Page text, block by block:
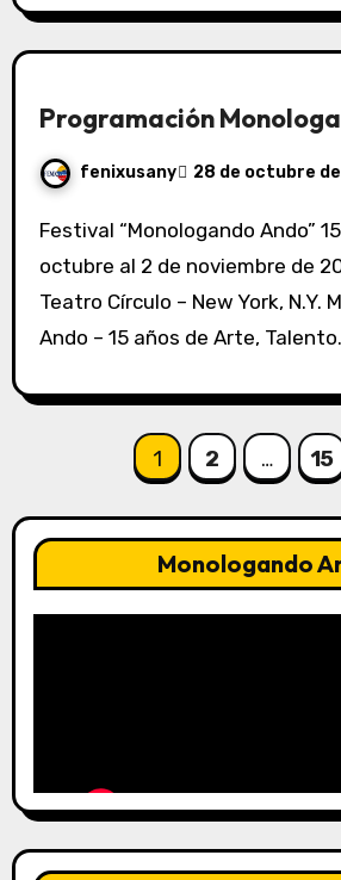
Programación
fenixusany 28 de octubre
Festival “Monologando Ando” 15 Años Del 29 de
octubre al 2 de noviembre de
Teatro Círculo – New York, N.Y.
Ando – 15 años de Arte,
Paginación
de
entradas
1 2 … 15
Monologando